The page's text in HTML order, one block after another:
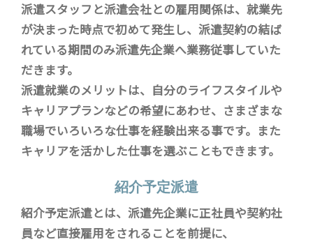
派遣スタッフと派遣会社との雇用関係は、就業先
が決まった時点で初めて発生し、派遣契約の結ば
れている期間のみ派遣先企業へ業務従事していた
だきます。
派遣就業のメリットは、自分のライフスタイルや
キャリアプランなどの希望にあわせ、さまざまな
職場でいろいろな仕事を経験出来る事です。また
キャリアを活かした仕事を選ぶこともできます。
紹介予定派遣
紹介予定派遣とは、派遣先企業に正社員や契約社
員など直接雇用をされることを前提に、